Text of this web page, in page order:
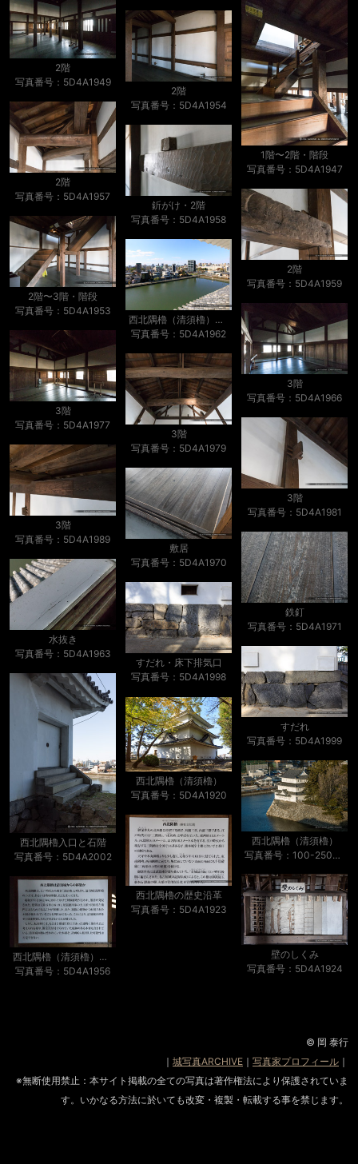
1階〜2階・階段
写真番号：5D4A1947
2階
写真番号：5D4A1949
2階
写真番号：5D4A1954
2階
写真番号：5D4A1957
釿がけ・2階
写真番号：5D4A1958
2階
写真番号：5D4A1959
2階〜3階・階段
写真番号：5D4A1953
西北隅櫓（清須櫓）から北西を望む
写真番号：5D4A1962
3階
写真番号：5D4A1966
3階
写真番号：5D4A1977
3階
写真番号：5D4A1979
3階
写真番号：5D4A1981
3階
写真番号：5D4A1989
敷居
写真番号：5D4A1970
鉄釘
写真番号：5D4A1971
水抜き
写真番号：5D4A1963
すだれ・床下排気口
写真番号：5D4A1998
すだれ
写真番号：5D4A1999
西北隅櫓入口と石階
写真番号：5D4A2002
西北隅櫓（清須櫓）
写真番号：5D4A1920
西北隅櫓（清須櫓）
写真番号：100-2509S53B
西北隅櫓の歴史沿革
写真番号：5D4A1923
壁のしくみ
写真番号：5D4A1924
西北隅櫓（清須櫓）は清洲城からの移築か
写真番号：5D4A1956
© 岡 泰行
｜ 城写真ARCHIVE ｜ 写真家プロフィール ｜
※無断使用禁止：本サイト掲載の全ての写真は著作権法により保護されていま
す。いかなる方法に於いても改変・複製・転載する事を禁じます。